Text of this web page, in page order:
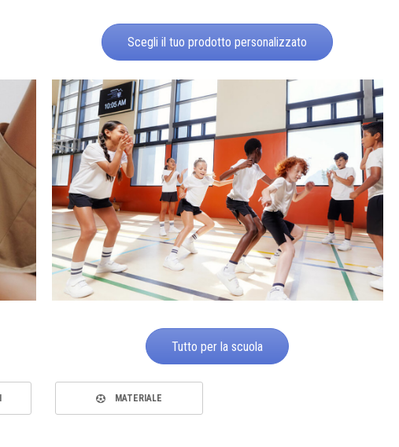
Scegli il tuo prodotto personalizzato
Tutto per la scuola
MATERIALE